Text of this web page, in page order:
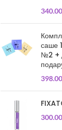
340.00
саше
№2 +
398.00
300.00